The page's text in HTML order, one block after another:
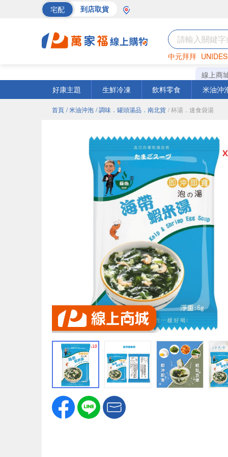
宅配 到店取貨
中元拜拜
罐頭 海苔
線上商
好康主題
生鮮冷凍 飲料零食 米油沖
首頁 / 米油沖泡 / 調味．罐頭湯品．南北貨 / 杯湯．速食袋湯